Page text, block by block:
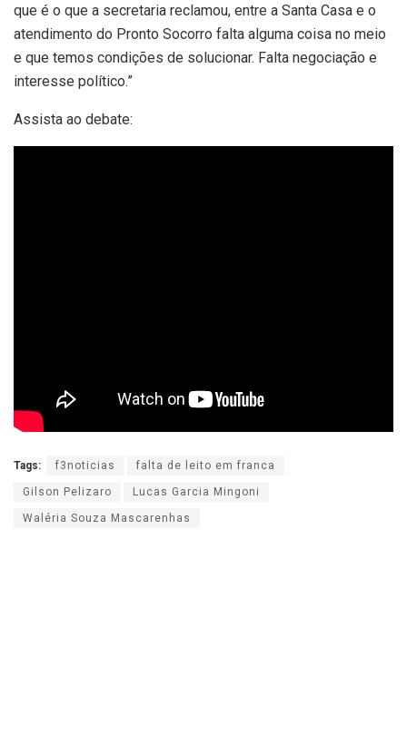
que é o que a secretaria reclamou, entre a Santa Casa e o
atendimento do Pronto Socorro falta alguma coisa no meio
e que temos condições de solucionar. Falta negociação e
interesse político.”
Assista ao debate:
Tags: f3noticias falta de leito em franca
Gilson Pelizaro Lucas Garcia Mingoni
Waléria Souza Mascarenhas